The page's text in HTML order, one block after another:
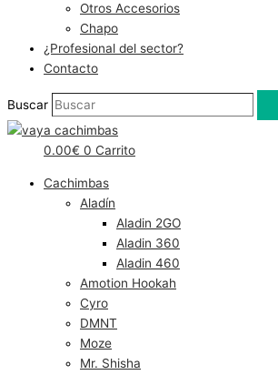
Otros Accesorios
Chapo
¿Profesional del sector?
Contacto
Buscar
0.00€ 0 Carrito
Cachimbas
Aladín
Aladin 2GO
Aladin 360
Aladin 460
Amotion Hookah
Cyro
DMNT
Moze
Mr. Shisha